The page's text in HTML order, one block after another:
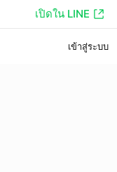
เปิดใน LINE
เข้าสู่ระบบ